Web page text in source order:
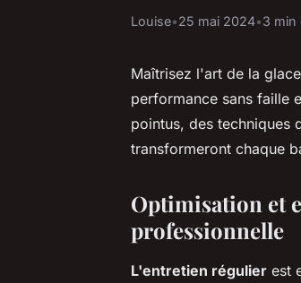
Louise•25 mai 2024•3 min
Maîtrisez l'art de la
performance sans faille
pointus, des techniques
transformeront chaque
Optimisation et
professionnelle
L'entretien régulier est